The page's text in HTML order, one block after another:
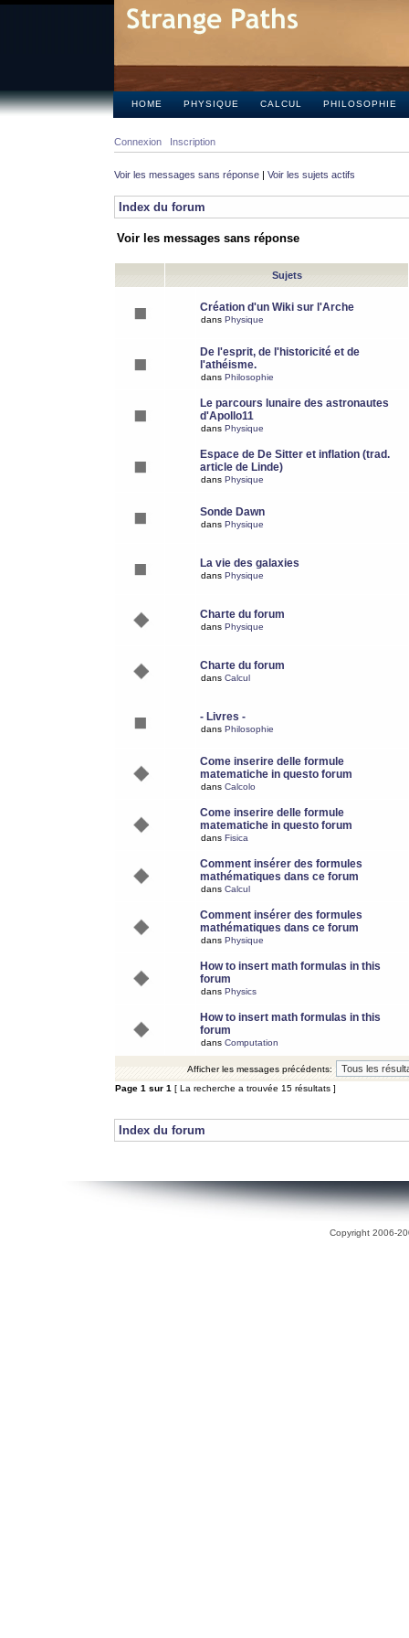
HOME PHYSIQUE CALCUL PHILOSOPHIE
Connexion Inscription
Voir les messages sans réponse | Voir les sujets actifs
Index du forum
Voir les messages sans réponse
Sujets
Création d'un Wiki sur l'Arche
dans Physique
De l'esprit, de l'historicité et de
l'athéisme.
dans Philosophie
Le parcours lunaire des astronautes
d'Apollo11
dans Physique
Espace de De Sitter et inflation (trad.
article de Linde)
dans Physique
Sonde Dawn
dans Physique
La vie des galaxies
dans Physique
Charte du forum
dans Physique
Charte du forum
dans Calcul
- Livres -
dans Philosophie
Come inserire delle formule
matematiche in questo forum
dans Calcolo
Come inserire delle formule
matematiche in questo forum
dans Fisica
Comment insérer des formules
mathématiques dans ce forum
dans Calcul
Comment insérer des formules
mathématiques dans ce forum
dans Physique
How to insert math formulas in this
forum
dans Physics
How to insert math formulas in this
forum
dans Computation
Afficher les messages précédents:
Page 1 sur 1 [ La recherche a trouvée 15 résultats ]
Index du forum
Copyright 2006-